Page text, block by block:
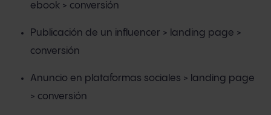
ebook > conversión
Publicación de un influencer > landing page >
conversión
Anuncio en plataformas sociales > landing page
> conversión